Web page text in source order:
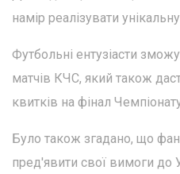
намір реалізувати
Футбольні ентузіасти
матчів КЧС, який також
квитків на фінал
Було також згадано, що
пред'явити свої вимоги до